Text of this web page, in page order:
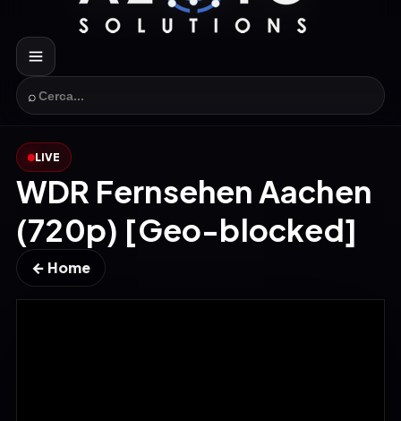
⌕
LIVE
WDR Fernsehen Aachen
(720p) [Geo-blocked]
← Home